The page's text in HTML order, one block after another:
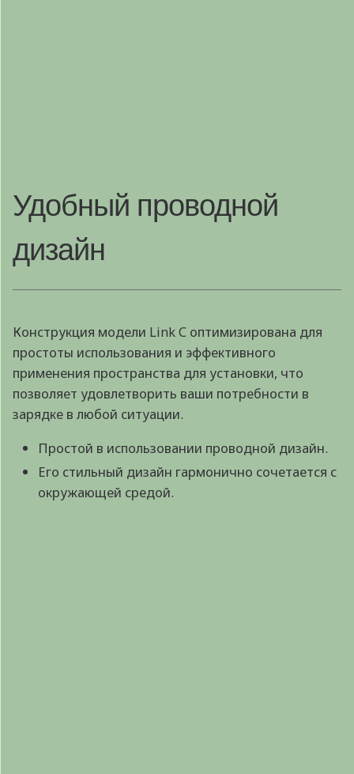
Удобный проводной
дизайн
Конструкция модели Link C оптимизирована для
простоты использования и эффективного
применения пространства для установки, что
позволяет удовлетворить ваши потребности в
зарядке в любой ситуации.
Простой в использовании проводной дизайн.
Его стильный дизайн гармонично сочетается с
окружающей средой.